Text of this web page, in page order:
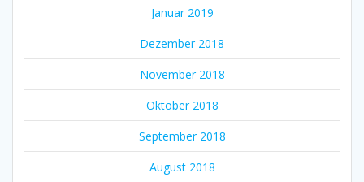
Januar 2019
Dezember 2018
November 2018
Oktober 2018
September 2018
August 2018